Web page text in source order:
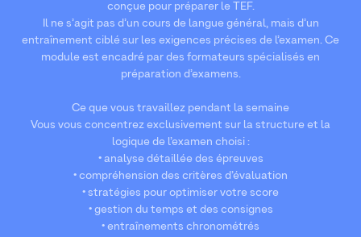
conçue pour préparer le TEF.
Il ne s’agit pas d’un cours de langue général, mais d’un
entraînement ciblé sur les exigences précises de l’examen. Ce
module est encadré par des formateurs spécialisés en
préparation d’examens.
Ce que vous travaillez pendant la semaine
Vous vous concentrez exclusivement sur la structure et la
logique de l’examen choisi :
• analyse détaillée des épreuves
• compréhension des critères d’évaluation
• stratégies pour optimiser votre score
• gestion du temps et des consignes
• entraînements chronométrés